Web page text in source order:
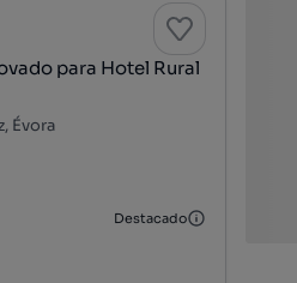
para Hotel Rural
Évora
Destacado